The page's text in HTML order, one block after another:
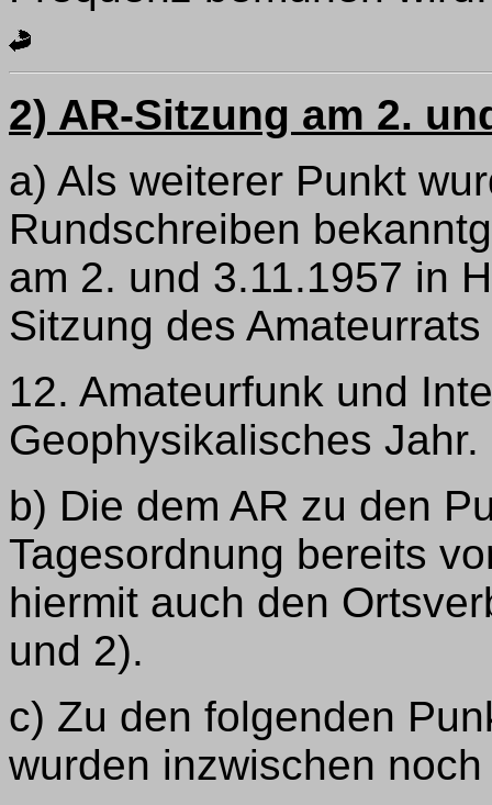
2) AR-Sitzung am 2.
a) Als weiterer Punkt
Rundschreiben
am 2. und 3.11.1957 in
Sitzung des
12. Amateurfunk und
Geophysikalisches Jahr.
b) Die dem AR zu den
Tagesordnung bereits
hiermit auch den
und 2).
c) Zu den folgenden
wurden inzwischen